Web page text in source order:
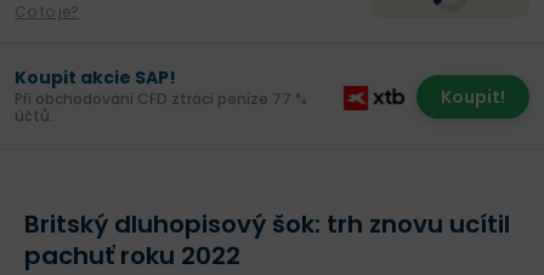
Co to je?
Koupit akcie SAP!
Při obchodování CFD ztrácí peníze 77 %
účtů.
Koupit!
Britský dluhopisový šok: trh znovu ucítil
pachuť roku 2022